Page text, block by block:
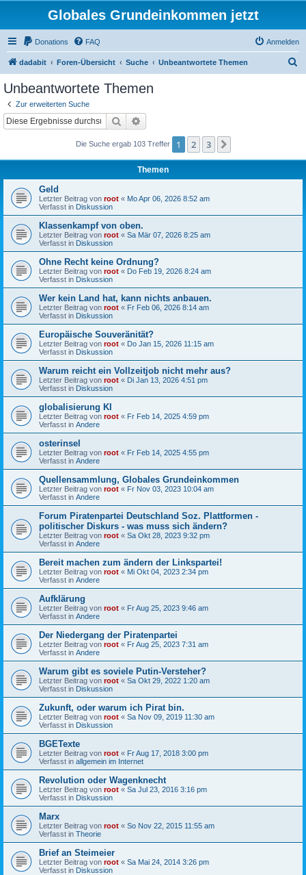
Globales Grundeinkommen jetzt
Donations FAQ Anmelden
dadabit Foren-Übersicht Suche Unbeantwortete Themen
Unbeantwortete Themen
Zur erweiterten Suche
Suche
Die Suche ergab 103 Treffer 1 2 3
Themen
Geld
Letzter Beitrag von root « Mo Apr 06, 2026 8:52 am
Verfasst in Diskussion
Klassenkampf von oben.
Letzter Beitrag von root « Sa Mär 07, 2026 8:25 am
Verfasst in Diskussion
Ohne Recht keine Ordnung?
Letzter Beitrag von root « Do Feb 19, 2026 8:24 am
Verfasst in Diskussion
Wer kein Land hat, kann nichts anbauen.
Letzter Beitrag von root « Fr Feb 06, 2026 8:14 am
Verfasst in Diskussion
Europäische Souveränität?
Letzter Beitrag von root « Do Jan 15, 2026 11:15 am
Verfasst in Diskussion
Warum reicht ein Vollzeitjob nicht mehr aus?
Letzter Beitrag von root « Di Jan 13, 2026 4:51 pm
Verfasst in Diskussion
globalisierung KI
Letzter Beitrag von root « Fr Feb 14, 2025 4:59 pm
Verfasst in Andere
osterinsel
Letzter Beitrag von root « Fr Feb 14, 2025 4:55 pm
Verfasst in Andere
Quellensammlung, Globales Grundeinkommen
Letzter Beitrag von root « Fr Nov 03, 2023 10:04 am
Verfasst in Andere
Forum Piratenpartei Deutschland Soz. Plattformen -
politischer Diskurs - was muss sich ändern?
Letzter Beitrag von root « Sa Okt 28, 2023 9:32 pm
Verfasst in Andere
Bereit machen zum ändern der Linkspartei!
Letzter Beitrag von root « Mi Okt 04, 2023 2:34 pm
Verfasst in Andere
Aufklärung
Letzter Beitrag von root « Fr Aug 25, 2023 9:46 am
Verfasst in Andere
Der Niedergang der Piratenpartei
Letzter Beitrag von root « Fr Aug 25, 2023 7:31 am
Verfasst in Andere
Warum gibt es soviele Putin-Versteher?
Letzter Beitrag von root « Sa Okt 29, 2022 1:20 am
Verfasst in Diskussion
Zukunft, oder warum ich Pirat bin.
Letzter Beitrag von root « Sa Nov 09, 2019 11:30 am
Verfasst in Diskussion
BGETexte
Letzter Beitrag von root « Fr Aug 17, 2018 3:00 pm
Verfasst in allgemein im Internet
Revolution oder Wagenknecht
Letzter Beitrag von root « Sa Jul 23, 2016 3:16 pm
Verfasst in Diskussion
Marx
Letzter Beitrag von root « So Nov 22, 2015 11:55 am
Verfasst in Theorie
Brief an Steimeier
Letzter Beitrag von root « Sa Mai 24, 2014 3:26 pm
Verfasst in Diskussion